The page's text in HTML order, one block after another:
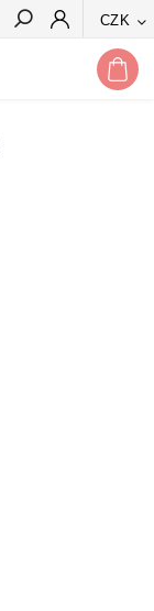
CZK
Hledat